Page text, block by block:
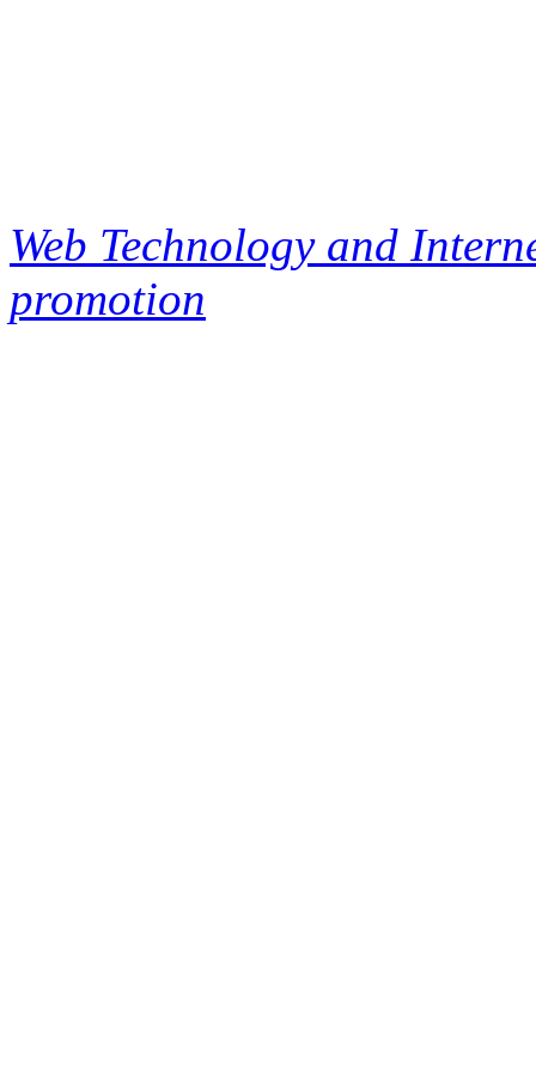
Web Technology and
promotion